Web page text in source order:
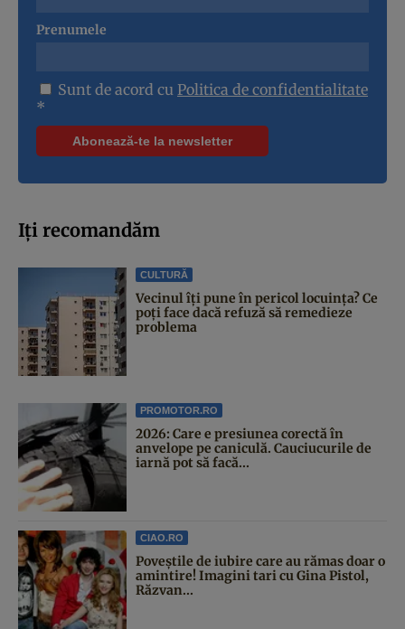
Prenumele
Sunt de acord cu Politica de confidentialitate
*
Iți recomandăm
CULTURĂ
Vecinul îți pune în pericol locuința? Ce
poți face dacă refuză să remedieze
problema
PROMOTOR.RO
2026: Care e presiunea corectă în
anvelope pe caniculă. Cauciucurile de
iarnă pot să facă...
CIAO.RO
Poveştile de iubire care au rămas doar o
amintire! Imagini tari cu Gina Pistol,
Răzvan...